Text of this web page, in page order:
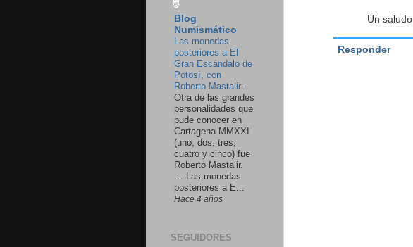
Un saludo,
Responder
Blog
Numismático
Las monedas
posteriores a El
Gran Escándalo de
Potosí, con
Roberto Mastalir -
Otra de las grandes
personalidades que
pude conocer en
Cartagena MMXXI
(uno, dos, tres,
cuatro y cinco) fue
Roberto Mastalir.
… Las monedas
posteriores a E...
Hace 4 años
SEGUIDORES